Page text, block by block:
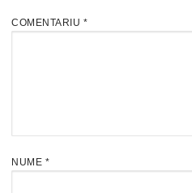
COMENTARIU *
NUME *